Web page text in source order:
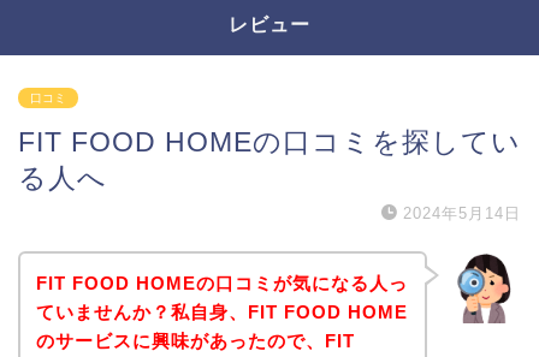
レビュー
口コミ
FIT FOOD HOMEの口コミを探してい
る人へ
2024年5月14日
FIT FOOD HOMEの口コミが気になる人っ
ていませんか？私自身、FIT FOOD HOME
のサービスに興味があったので、FIT